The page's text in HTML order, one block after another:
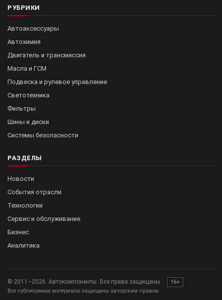
РУБРИКИ
Автоаксессуары
Автохимия
Двигатель и трансмиссия
Масла и ГСМ
Подвеска и рулевое управление
Светотехника
Фильтры
Шины и диски
Системы безопасности
РАЗДЕЛЫ
Новости
События отрасли
Технологии
Сервис и обслуживание
Бизнес
Аналитика
© 2011–2026. Автокомпоненты. Все права защищены.
16+
Все публикуемые материалы защищены авторским правом.